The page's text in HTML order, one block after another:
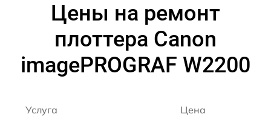
Цены на ремонт
плоттера Canon
imagePROGRAF W2200
Услуга Цена